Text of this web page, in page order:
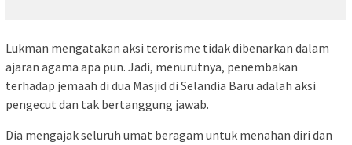
Lukman mengatakan aksi terorisme tidak dibenarkan dalam
ajaran agama apa pun. Jadi, menurutnya, penembakan
terhadap jemaah di dua Masjid di Selandia Baru adalah aksi
pengecut dan tak bertanggung jawab.
Dia mengajak seluruh umat beragam untuk menahan diri dan